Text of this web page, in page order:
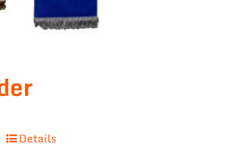
Details